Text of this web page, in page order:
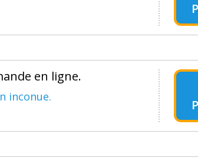
en ligne.
inconue.